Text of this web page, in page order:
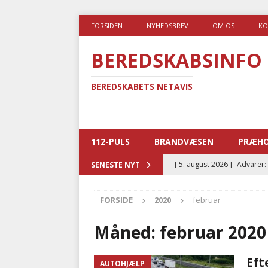
FORSIDEN NYHEDSBREV OM OS
BEREDSKABSINFO
BEREDSKABETS NETAVIS
112-PULS BRANDVÆSEN
SENESTE NYT [ 5. august 2026 ]
[ 5. august 2026 ]
[ 4. august 2026 ]
[ 4. august 2026 ]
Ny
FORSIDE 2020 februar
Måned: februar 2020
AUTOHJÆLP